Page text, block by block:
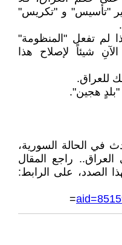
"تأسيس" و "تكريس"
لم تفعل "المنظومة"
شيئاً لإصلاح هذا
للعراق.
"بلدٍ هجين".
في الحالة السورية،
راجع المقال
الصدد، على الرابط:
=